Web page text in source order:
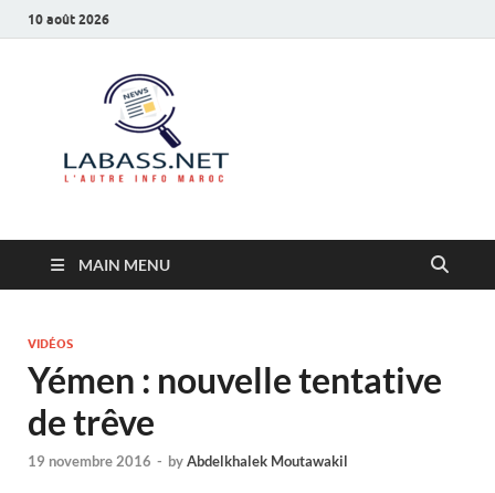
10 août 2026
MAIN MENU
VIDÉOS
Yémen : nouvelle tentative
de trêve
19 novembre 2016 - byAbdelkhalek Moutawakil